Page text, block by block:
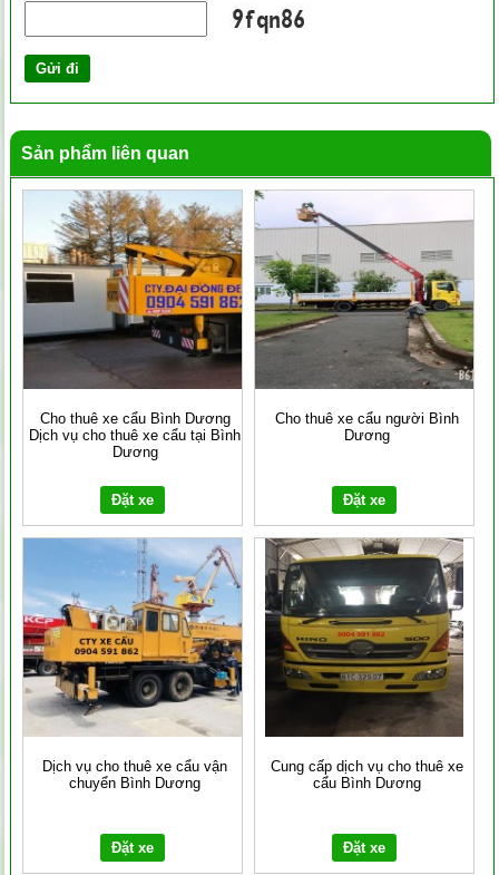
Sản phẩm liên quan
Cho thuê xe cẩu Bình Dương
Dịch vụ cho thuê xe cẩu tại Bình
Dương
Đặt xe
Cho thuê xe cẩu người Bình
Dương
Đặt xe
Dịch vụ cho thuê xe cẩu vận
chuyển Bình Dương
Đặt xe
Cung cấp dịch vụ cho thuê xe
cẩu Bình Dương
Đặt xe